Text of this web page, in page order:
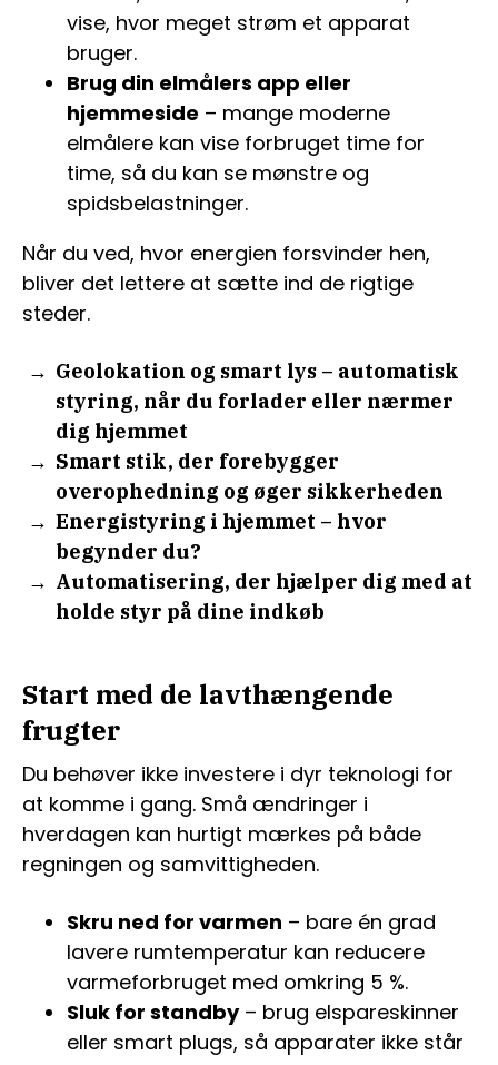
vise, hvor meget strøm et apparat
bruger.
Brug din elmålers app eller
hjemmeside – mange moderne
elmålere kan vise forbruget time for
time, så du kan se mønstre og
spidsbelastninger.
Når du ved, hvor energien forsvinder hen,
bliver det lettere at sætte ind de rigtige
steder.
Geolokation og smart lys – automatisk
styring, når du forlader eller nærmer
dig hjemmet
Smart stik, der forebygger
overophedning og øger sikkerheden
Energistyring i hjemmet – hvor
begynder du?
Automatisering, der hjælper dig med at
holde styr på dine indkøb
Start med de lavthængende
frugter
Du behøver ikke investere i dyr teknologi for
at komme i gang. Små ændringer i
hverdagen kan hurtigt mærkes på både
regningen og samvittigheden.
Skru ned for varmen – bare én grad
lavere rumtemperatur kan reducere
varmeforbruget med omkring 5 %.
Sluk for standby– brug elspareskinner
eller smart plugs, så apparater ikke står